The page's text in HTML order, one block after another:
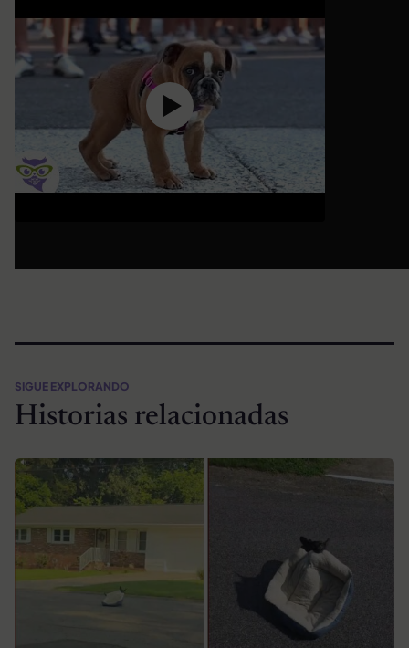
SIGUE EXPLORANDO
Historias relacionadas